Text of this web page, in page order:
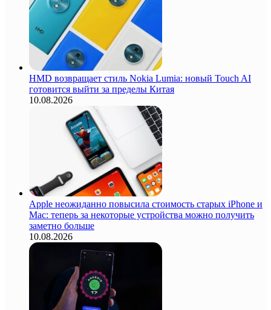
HMD возвращает стиль Nokia Lumia: новый Touch AI
готовится выйти за пределы Китая
10.08.2026
Apple неожиданно повысила стоимость старых iPhone и
Mac: теперь за некоторые устройства можно получить
заметно больше
10.08.2026